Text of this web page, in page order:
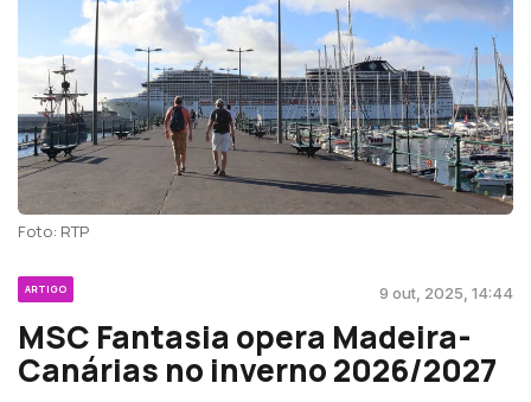
Foto: RTP
ARTIGO 9 out, 2025, 14:44
MSC Fantasia opera Madeira-
Canárias no inverno 2026/2027